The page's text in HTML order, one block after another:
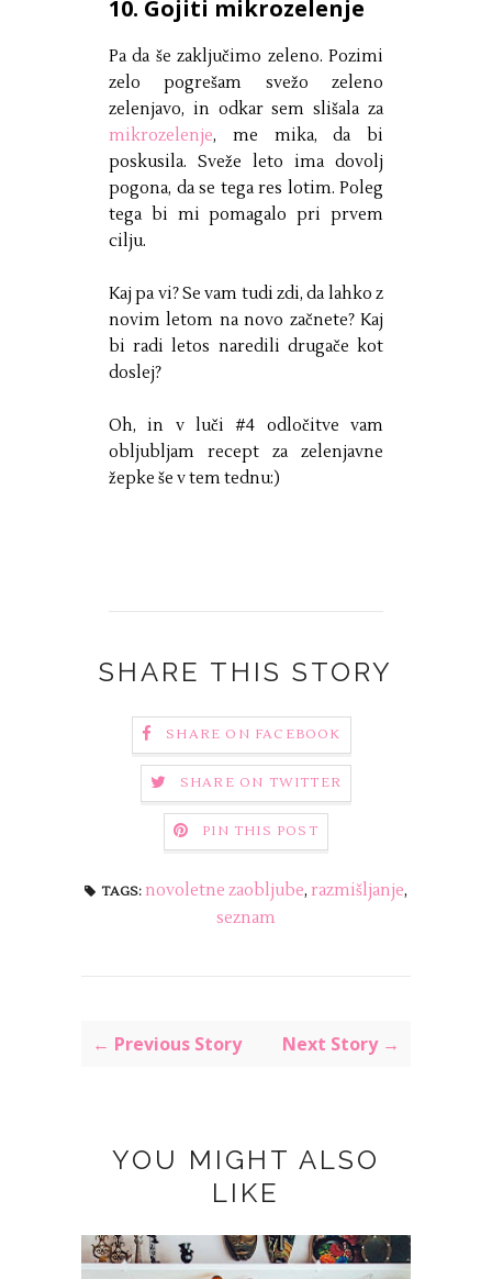
10. Gojiti mikrozelenje
Pa da še zaključimo zeleno. Pozimi
zelo pogrešam svežo zeleno
zelenjavo, in odkar sem slišala za
mikrozelenje, me mika, da bi
poskusila. Sveže leto ima dovolj
pogona, da se tega res lotim. Poleg
tega bi mi pomagalo pri prvem
cilju.
Kaj pa vi? Se vam tudi zdi, da lahko z
novim letom na novo začnete? Kaj
bi radi letos naredili drugače kot
doslej?
Oh, in v luči #4 odločitve vam
obljubljam recept za zelenjavne
žepke še v tem tednu:)
SHARE THIS STORY
SHARE ON FACEBOOK
SHARE ON TWITTER
PIN THIS POST
TAGS: novoletne zaobljube, razmišljanje,
seznam
← Previous Story Next Story →
YOU MIGHT ALSO
LIKE